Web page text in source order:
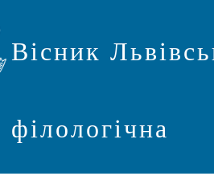
Вісник
філологічна